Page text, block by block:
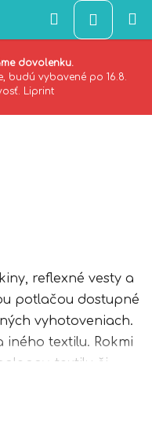
dovolenku.
budú vybavené po 16.8.
Liprint
Hľadať
KOŠÍK
reflexné vesty a
potlačou dostupné
vyhotoveniach.
textilu. Rokmi
textilu či
Garancia